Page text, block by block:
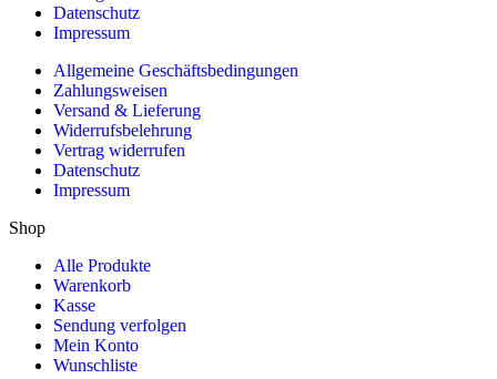
Datenschutz
Impressum
Allgemeine Geschäftsbedingungen
Zahlungsweisen
Versand & Lieferung
Widerrufsbelehrung
Vertrag widerrufen
Datenschutz
Impressum
Shop
Alle Produkte
Warenkorb
Kasse
Sendung verfolgen
Mein Konto
Wunschliste